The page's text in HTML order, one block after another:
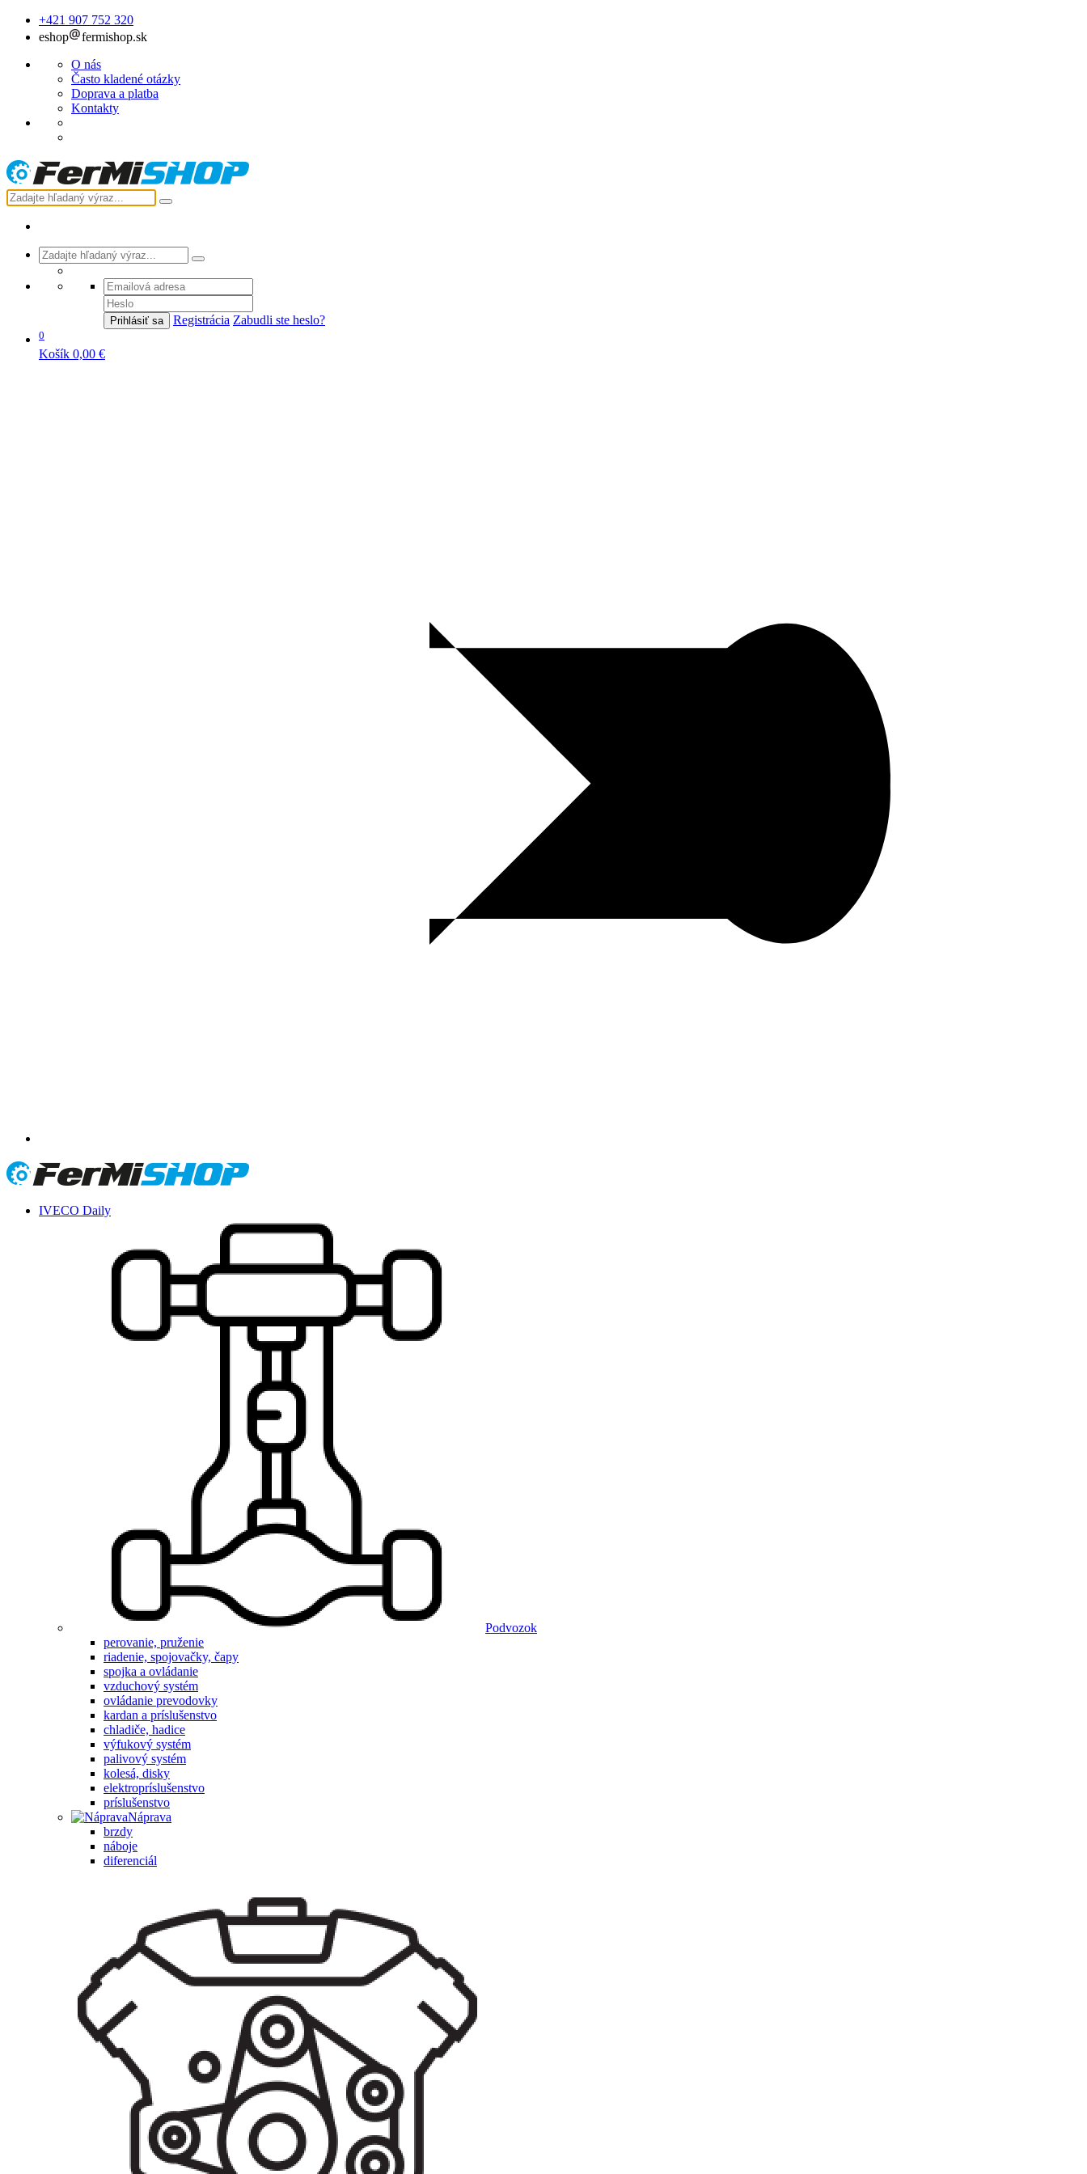
+421 907 752 320
eshop
fermishop.sk
O nás
Často kladené otázky
Doprava a platba
Kontakty
Prihlásiť sa Registrácia Zabudli ste heslo?
0
Košík 0,00 €
IVECO Daily
Podvozok
perovanie, pruženie
riadenie, spojovačky, čapy
spojka a ovládanie
vzduchový systém
ovládanie prevodovky
kardan a príslušenstvo
chladiče, hadice
výfukový systém
palivový systém
kolesá, disky
elektropríslušenstvo
príslušenstvo
Náprava
brzdy
náboje
diferenciál